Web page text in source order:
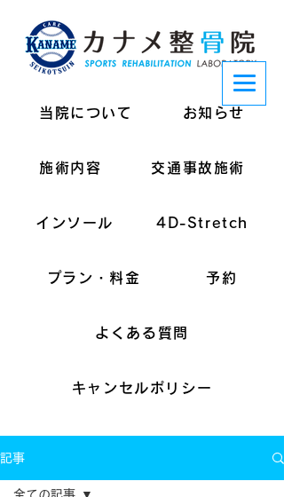
当院について お知らせ
施術内容 交通事故施術
インソール 4D-Stretch
プラン・料金 予約
よくある質問
キャンセルポリシー
記事
全ての記事